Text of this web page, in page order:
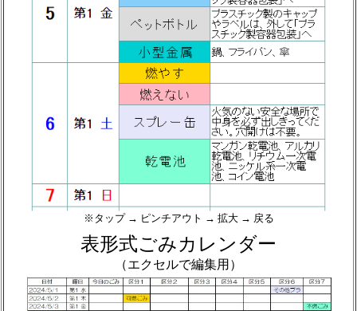
※タップ → ピンチアウト → 拡大 → 戻る
表形式ごみカレンダー
（エクセルで編集用）